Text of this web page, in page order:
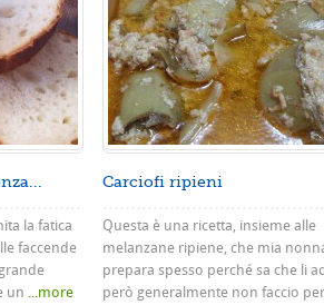
la fatica
faccende
un ...more
Carciofi ripieni
Questa è una ricetta, insieme alle
melanzane ripiene, che mia
prepara spesso perché sa che li
però generalmente non faccio